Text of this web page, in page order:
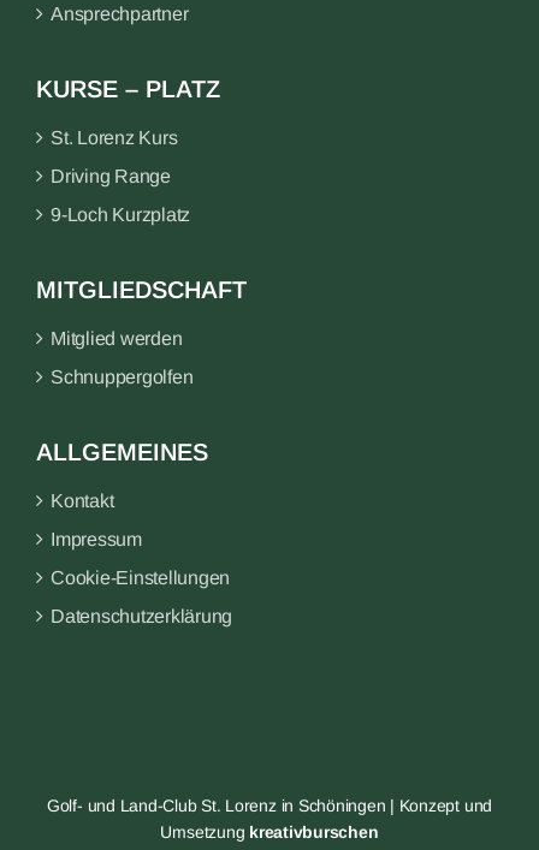
Ansprechpartner
KURSE – PLATZ
St. Lorenz Kurs
Driving Range
9-Loch Kurzplatz
MITGLIEDSCHAFT
Mitglied werden
Schnuppergolfen
ALLGEMEINES
Kontakt
Impressum
Cookie-Einstellungen
Datenschutzerklärung
Golf- und Land-Club St. Lorenz in Schöningen | Konzept und
Umsetzung kreativburschen